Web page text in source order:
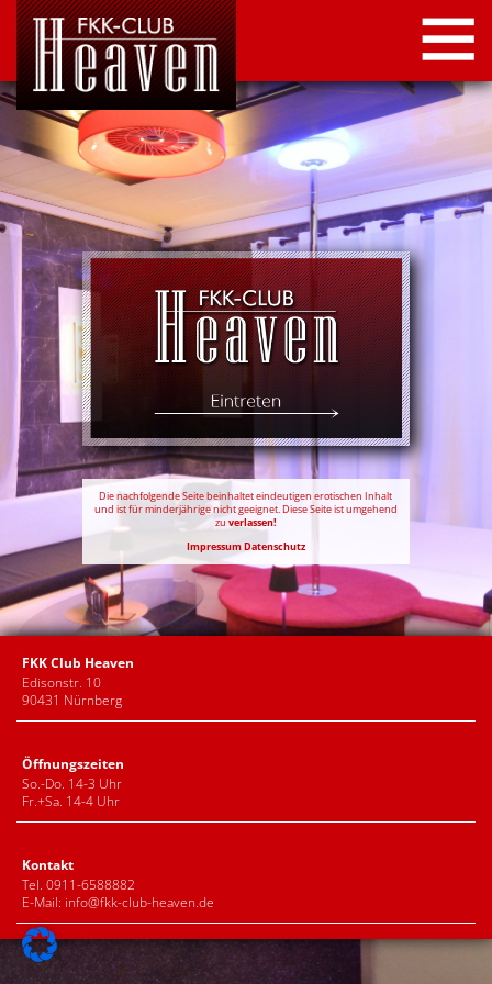
STARTSEITE
LOCATION
NEWS
KONTAKT
IMPRESSUM
DATENSCHUTZ
Die nachfolgende Seite beinhaltet eindeutigen erotischen Inhalt
und ist für minderjährige nicht geeignet. Diese Seite ist umgehend
zu verlassen!
Impressum Datenschutz
FKK Club Heaven
Edisonstr. 10
90431 Nürnberg
Öffnungszeiten
So.-Do. 14-3 Uhr
Fr.+Sa. 14-4 Uhr
Kontakt
Tel. 0911-6588882
E-Mail: info@fkk-club-heaven.de